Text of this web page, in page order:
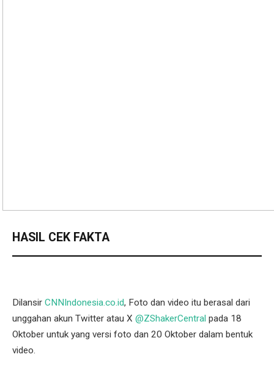
HASIL CEK FAKTA
Dilansir CNNIndonesia.co.id, Foto dan video itu berasal dari
unggahan akun Twitter atau X @ZShakerCentral pada 18
Oktober untuk yang versi foto dan 20 Oktober dalam bentuk
video.